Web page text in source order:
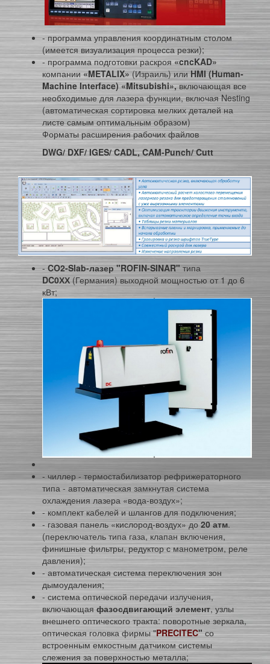
- программа управления координатным столом
(имеется визуализация процесса резки);
- программа подготовки раскроя«cncKAD»
компании«METALIX»(Израиль) илиHMI (Human-
Machine Interface) «Mitsubishi»,включающая все
необходимые для лазера функции, включая Nesting
(автоматическая сортировка мелких деталей на
листе самым оптимальным образом)
Форматы расширения рабочих файлов
DWG/ DXF/ IGES/ CADL, CAM-Punch/ Cutt
-CO2-Slab-лазер "ROFIN-SINAR"типа
DC0ХХ (Германия) выходной мощностью от 1 до 6
кВт;
- чиллер - термостабилизатор рефрижераторного
типа - автоматическая замкнутая система
охлаждения лазера «вода-воздух»;
- комплект кабелей и шлангов для подключения;
- газовая панель «кислород-воздух» до20 атм.
(переключатель типа газа, клапан включения,
финишные фильтры, редуктор с манометром, реле
давления);
- автоматическая система переключения зон
дымоудаления;
- система оптической передачи излучения,
включающая фазосдвигающий элемент, узлы
внешнего оптического тракта: поворотные зеркала,
оптическая головка фирмы "PRECITEC"со
встроенным емкостным датчиком системы
слежения за поверхностью металла;